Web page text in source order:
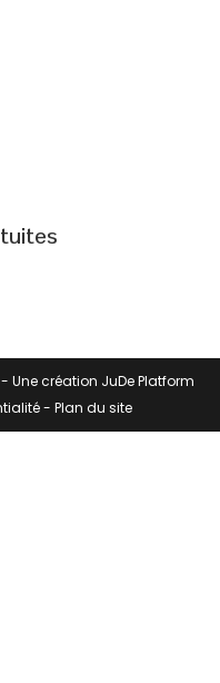
- Une création JuDe Platform
- Plan du site